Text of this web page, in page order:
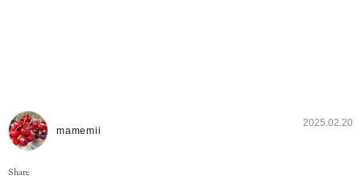
mamemii
2025.02.20
Share